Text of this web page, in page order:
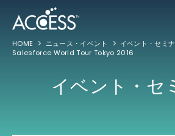
HOME ニュース・イベント
イベント・セミ
Salesforce World Tour Tokyo 2016
イベント・セ